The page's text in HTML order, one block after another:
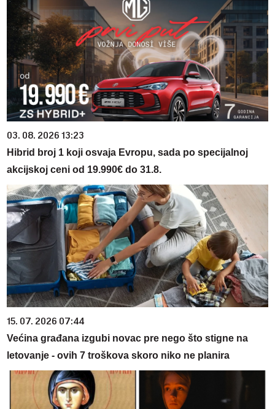
03. 08. 2026 13:23
Hibrid broj 1 koji osvaja Evropu, sada po specijalnoj
akcijskoj ceni od 19.990€ do 31.8.
15. 07. 2026 07:44
Većina građana izgubi novac pre nego što stigne na
letovanje - ovih 7 troškova skoro niko ne planira